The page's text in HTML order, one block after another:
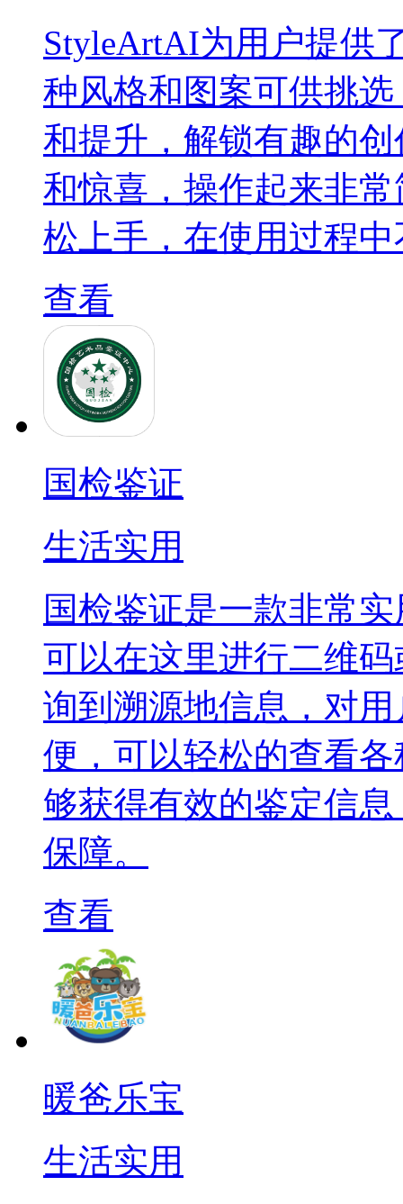
StyleArtAI为用户提供
种风格和图案可供挑
和提升，解锁有趣的
和惊喜，操作起来非
松上手，在使用过程
查看
国检鉴证
生活实用
国检鉴证是一款非常
可以在这里进行二维
询到溯源地信息，对
便，可以轻松的查看
够获得有效的鉴定信
保障。
查看
暖爸乐宝
生活实用